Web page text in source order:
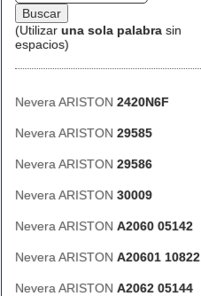
(Utilizar una sola palabra sin
espacios)
Nevera ARISTON 2420N6F
Nevera ARISTON 29585
Nevera ARISTON 29586
Nevera ARISTON 30009
Nevera ARISTON A2060 05142
Nevera ARISTON A20601 10822
Nevera ARISTON A2062 05144